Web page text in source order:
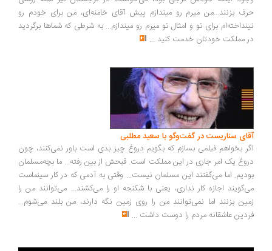
بزنند...من میرم رو میندازم پیش آقای خامنه‌ای، من برای خودم رو
برای تو و امثال تو میرم رو میندازم... به شرطی که شماها برگردید
مملکت خودتان خدمت کنید...
سناریست در گفت‌وگو با سعید مطلبی
بخواهم فیلمی بسازم که بگویم دروغ چیز بدی است باور نمی‌کنند، چون
یک امر جاری در این مملکت است. قبحش از بین رفته... ما بچه‌مسلمان
اما می‌گفتند این مسلمان نیست... وقتی به آدمی که در کار سینماست
اجازه کار نداری، یعنی با شکنجه او را می‌کشند... می‌توانند من را
بزنند اما نمی‌توانند من را روی زمین نگه دارند، من بلند می‌شوم...
عاشقانه مردم را دوست داشت ...